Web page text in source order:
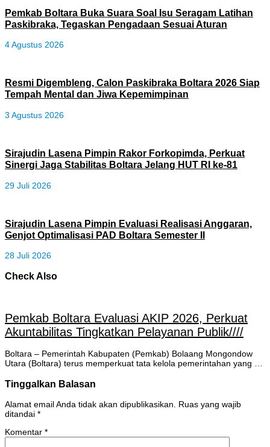
Pemkab Boltara Buka Suara Soal Isu Seragam Latihan
Paskibraka, Tegaskan Pengadaan Sesuai Aturan
4 Agustus 2026
Resmi Digembleng, Calon Paskibraka Boltara 2026 Siap
Tempah Mental dan Jiwa Kepemimpinan
3 Agustus 2026
Sirajudin Lasena Pimpin Rakor Forkopimda, Perkuat
Sinergi Jaga Stabilitas Boltara Jelang HUT RI ke-81
29 Juli 2026
Sirajudin Lasena Pimpin Evaluasi Realisasi Anggaran,
Genjot Optimalisasi PAD Boltara Semester II
28 Juli 2026
Check Also
Pemkab Boltara Evaluasi AKIP 2026, Perkuat
Akuntabilitas Tingkatkan Pelayanan Publik////
Boltara – Pemerintah Kabupaten (Pemkab) Bolaang Mongondow
Utara (Boltara) terus memperkuat tata kelola pemerintahan yang …
Tinggalkan Balasan
Alamat email Anda tidak akan dipublikasikan.
Ruas yang wajib
ditandai *
Komentar *